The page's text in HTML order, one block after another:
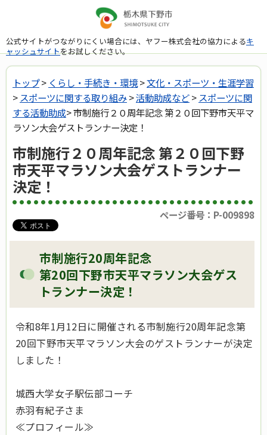
公式サイトがつながりにくい場合には、ヤフー株式会社の協力によるキ
ャッシュサイトをお試しください。
トップ> くらし・手続き・環境>文化・スポーツ・生涯学習
> スポーツに関する取り組み>活動助成など> スポーツに関
する活動助成> 市制施行２０周年記念 第２０回下野市天平マ
ラソン大会ゲストランナー決定！
市制施行２０周年記念 第２０回下野
市天平マラソン大会ゲストランナー
決定！
ページ番号：P-009898
市制施行20周年記念
第20回下野市天平マラソン大会ゲス
トランナー決定！
令和8年1月12日に開催される市制施行20周年記念第
20回下野市天平マラソン大会のゲストランナーが決定
しました！
城西大学女子駅伝部コーチ
赤羽有紀子さま
≪プロフィール≫